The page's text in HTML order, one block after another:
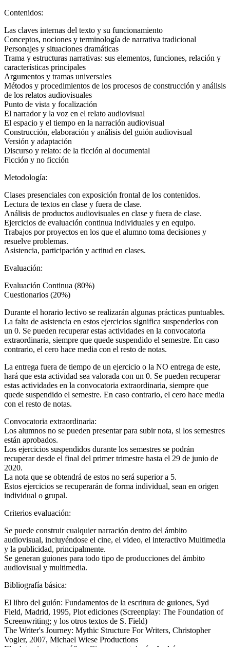
Contenidos:
Las claves internas del texto y su funcionamiento
Conceptos, nociones y terminología de narrativa tradicional
Personajes y situaciones dramáticas
Trama y estructuras narrativas: sus elementos, funciones, relación y
características principales
Argumentos y tramas universales
Métodos y procedimientos de los procesos de construcción y análisis
de los relatos audiovisuales
Punto de vista y focalización
El narrador y la voz en el relato audiovisual
El espacio y el tiempo en la narración audiovisual
Construcción, elaboración y análisis del guión audiovisual
Versión y adaptación
Discurso y relato: de la ficción al documental
Ficción y no ficción
Metodología:
Clases presenciales con exposición frontal de los contenidos.
Lectura de textos en clase y fuera de clase.
Análisis de productos audiovisuales en clase y fuera de clase.
Ejercicios de evaluación continua individuales y en equipo.
Trabajos por proyectos en los que el alumno toma decisiones y
resuelve problemas.
Asistencia, participación y actitud en clases.
Evaluación:
Evaluación Continua (80%)
Cuestionarios (20%)
Durante el horario lectivo se realizarán algunas prácticas puntuables.
La falta de asistencia en estos ejercicios significa suspenderlos con
un 0. Se pueden recuperar estas actividades en la convocatoria
extraordinaria, siempre que quede suspendido el semestre. En caso
contrario, el cero hace media con el resto de notas.
La entrega fuera de tiempo de un ejercicio o la NO entrega de este,
hará que esta actividad sea valorada con un 0. Se pueden recuperar
estas actividades en la convocatoria extraordinaria, siempre que
quede suspendido el semestre. En caso contrario, el cero hace media
con el resto de notas.
Convocatoria extraordinaria:
Los alumnos no se pueden presentar para subir nota, si los semestres
están aprobados.
Los ejercicios suspendidos durante los semestres se podrán
recuperar desde el final del primer trimestre hasta el 29 de junio de
2020.
La nota que se obtendrá de estos no será superior a 5.
Estos ejercicios se recuperarán de forma individual, sean en origen
individual o grupal.
Criterios evaluación:
Se puede construir cualquier narración dentro del ámbito
audiovisual, incluyéndose el cine, el video, el interactivo Multimedia
y la publicidad, principalmente.
Se generan guiones para todo tipo de producciones del ámbito
audiovisual y multimedia.
Bibliografía básica:
El libro del guión: Fundamentos de la escritura de guiones, Syd
Field, Madrid, 1995, Plot ediciones (Screenplay: The Foundation of
Screenwriting; y los otros textos de S. Field)
The Writer's Journey: Mythic Structure For Writers, Christopher
Vogler, 2007, Michael Wiese Productions